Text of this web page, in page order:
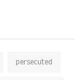
persecuted